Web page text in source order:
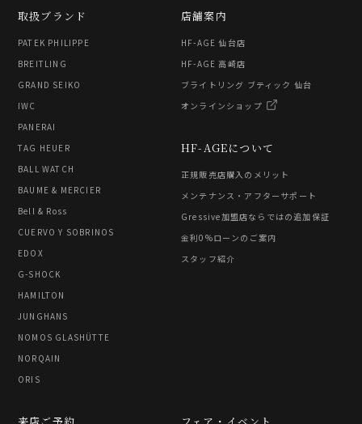
取扱ブランド
PATEK PHILIPPE
BREITLING
GRAND SEIKO
IWC
PANERAI
TAG HEUER
BALL WATCH
BAUME & MERCIER
Bell & Ross
CUERVO Y SOBRINOS
EDOX
G-SHOCK
HAMILTON
JUNGHANS
NOMOS GLASHÜTTE
NORQAIN
ORIS
HF-AGEについて
正規販売店購入のメリット
メンテナンス・アフターサポート
Gressive加盟店ならではの追加保証
金利0%ローンのご案内
スタッフ紹介
店舗案内
HF-AGE 仙台店
HF-AGE 高崎店
ブライトリング ブティック 仙台
オンラインショップ
フェア・イベント
来店ご予約